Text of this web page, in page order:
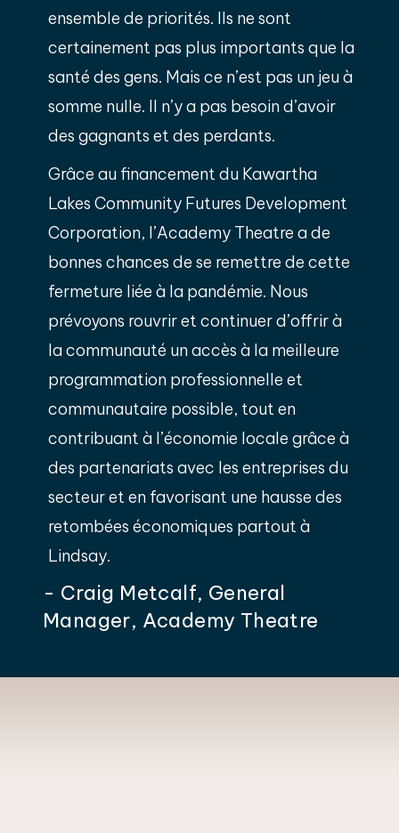
ensemble de priorités. Ils ne sont
certainement pas plus importants que la
santé des gens. Mais ce n’est pas un jeu à
somme nulle. Il n’y a pas besoin d’avoir
des gagnants et des perdants.
Grâce au financement du Kawartha
Lakes Community Futures Development
Corporation, l’Academy Theatre a de
bonnes chances de se remettre de cette
fermeture liée à la pandémie. Nous
prévoyons rouvrir et continuer d’offrir à
la communauté un accès à la meilleure
programmation professionnelle et
communautaire possible, tout en
contribuant à l’économie locale grâce à
des partenariats avec les entreprises du
secteur et en favorisant une hausse des
retombées économiques partout à
Lindsay.
- Craig Metcalf, General
Manager, Academy Theatre